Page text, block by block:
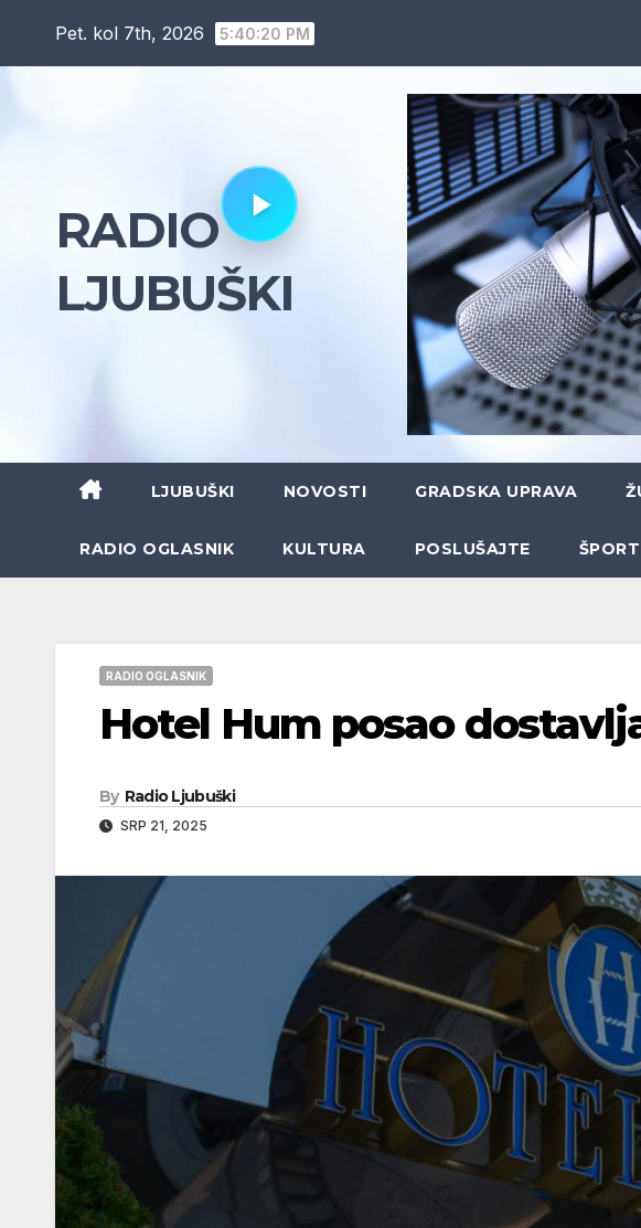
Pet. kol 7th, 2026 5:40:21 PM
RADIO
LJUBUŠKI
LJUBUŠKI NOVOSTI GRADSKA UPRAVA
RADIO OGLASNIK KULTURA POSLUŠAJTE ŠPORT
RADIO OGLASNIK
Hotel Hum posao
By Radio Ljubuški
SRP 21, 2025